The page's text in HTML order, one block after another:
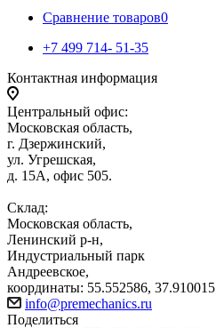
Сравнение товаров0
+7 499 714- 51-35
Контактная информация
Центральный офис:
Московская область,
г. Дзержинский,
ул. Угрешская,
д. 15А, офис 505.
Склад:
Московская область,
Ленинский р-н,
Индустриальный парк
Андреевское,
координаты: 55.552586, 37.910015
info@premechanics.ru
Поделиться